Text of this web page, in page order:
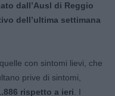
dall’Ausl di Reggio
dell’ultima settimana
con sintomi lievi, che
prive di sintomi,
rispetto a ieri . I